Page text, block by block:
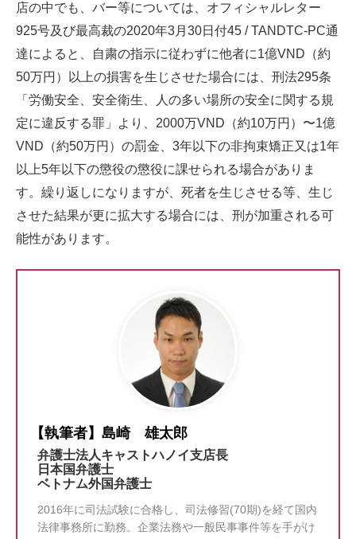
店の中でも、バー等については、オフィシャルレター
925号及び最高裁の2020年3月30日付45 / TANDTC-PC通
達によると、自粛の指示に従わずに他者に1億VND（約
50万円）以上の損害を生じさせた場合には、刑法295条
「労働安全、安全衛生、人の多い場所の安全に関する規
定に違反する罪」より、2000万VND（約10万円）〜1億
VND（約50万円）の罰金、3年以下の非拘束矯正又は1年
以上5年以下の懲役の懲役に課せられる場合がありま
す。繰り返しになりますが、死者を生じさせる等、生じ
させた結果が更に拡大する場合には、刑が加重される可
能性があります。
【執筆者】島崎 雄太郎
弁護士法人キャストハノイ支店長
日本国弁護士
ベトナム外国弁護士
2016年に司法試験に合格し、司法修習(70期)を経て国内
法律事務所に勤務。企業法務や一般民事事件等を手がけ